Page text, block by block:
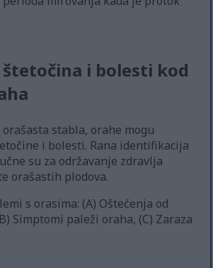
štetočina i bolesti kod
orašasta stabla, orahe mogu
i bolesti. Rana identifikacija
su za održavanje zdravlja
orašastih plodova.
s orasima: (A) Oštećenja od
Simptomi paleži oraha, (C) Zaraza